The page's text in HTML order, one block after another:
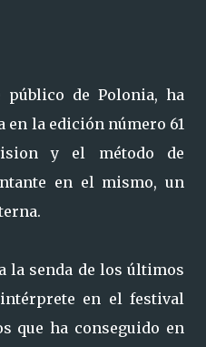
público de Polonia, ha
en la edición número 61
y el método de
en el mismo, un
la senda de los últimos
en el festival
que ha conseguido en